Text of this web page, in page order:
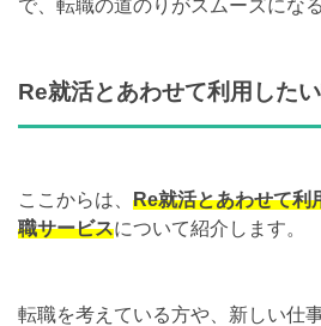
で、転職の道のりがスムーズにな
Re就活とあわせて利用した
ここからは、 Re就活とあわせて利
職サービスについて紹介します。
転職を考えている方や、新しい仕